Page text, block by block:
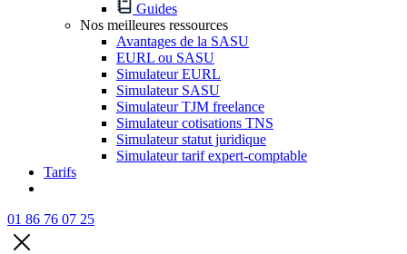
Guides
Nos meilleures ressources
Avantages de la SASU
EURL ou SASU
Simulateur EURL
Simulateur SASU
Simulateur TJM freelance
Simulateur cotisations TNS
Simulateur statut juridique
Simulateur tarif expert-comptable
Tarifs
01 86 76 07 25